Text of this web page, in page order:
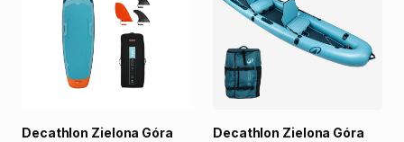
Decathlon Zielona Góra Decathlon Zielona Góra